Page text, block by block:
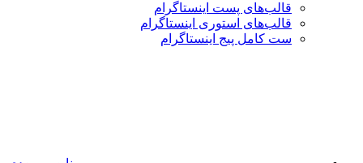
قالب‌های پست اینستاگرام
قالب‌های استوری اینستاگرام
ست کامل پیج اینستاگرام